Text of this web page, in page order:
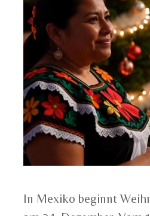
In Mexiko beginnt